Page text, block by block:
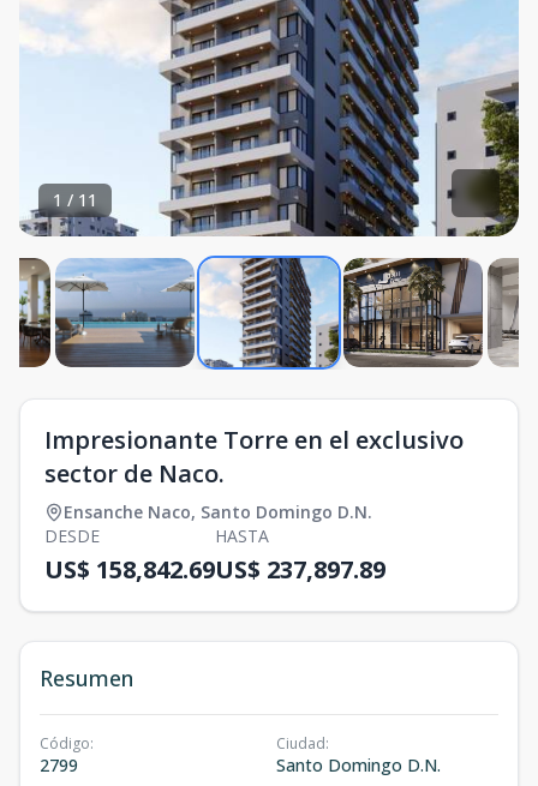
1 / 11
Impresionante Torre en el exclusivo
sector de Naco.
Ensanche Naco, Santo Domingo D.N.
DESDE
US$ 158,842.69
HASTA
US$ 237,897.89
Resumen
Código:
2799
Ciudad:
Santo Domingo D.N.